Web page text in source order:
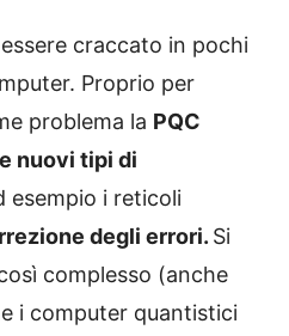
craccato in pochi
Proprio per
problema la PQC
nuovi tipi di
esempio i reticoli
degli errori. Si
complesso (anche
i computer quantistici